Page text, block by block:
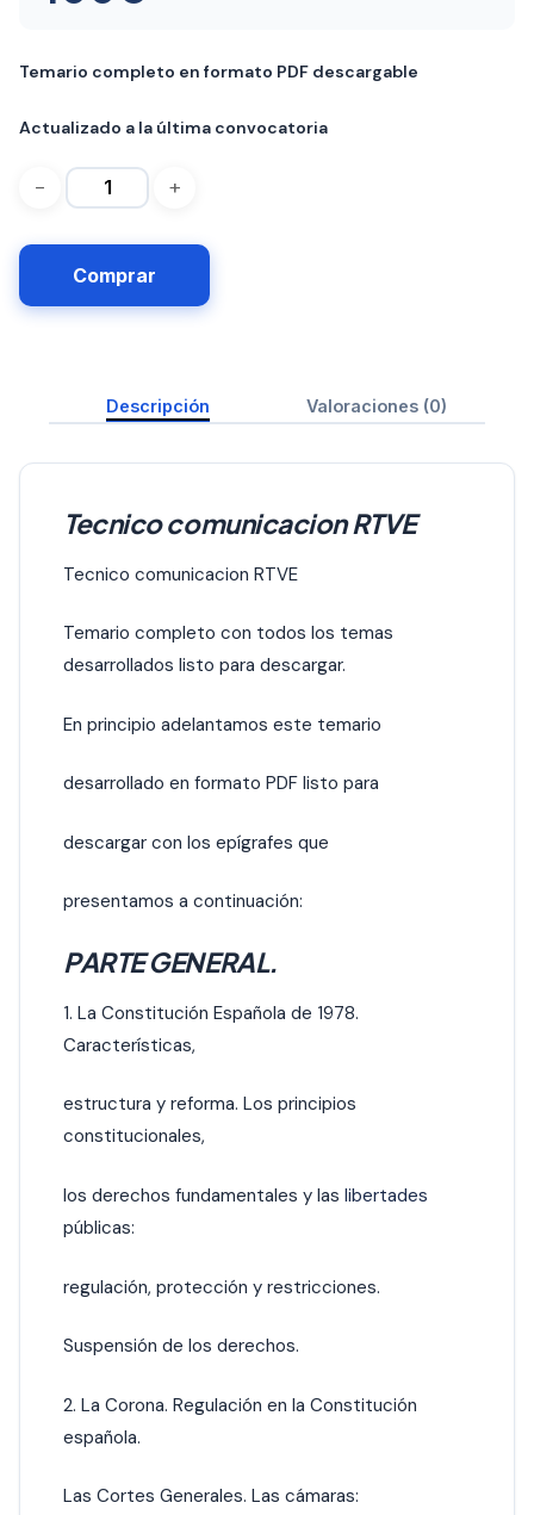
Temario completo en formato PDF descargable
Actualizado a la última convocatoria
Comprar
Descripción Valoraciones (0)
Tecnico comunicacion RTVE
Tecnico comunicacion RTVE
Temario completo con todos los temas
desarrollados listo para descargar.
En principio adelantamos este temario
desarrollado en formato PDF listo para
descargar con los epígrafes que
presentamos a continuación:
PARTE GENERAL.
1. La Constitución Española de 1978.
Características,
estructura y reforma. Los principios
constitucionales,
los derechos fundamentales y las libertades
públicas:
regulación, protección y restricciones.
Suspensión de los derechos.
2. La Corona. Regulación en la Constitución
española.
Las Cortes Generales. Las cámaras: